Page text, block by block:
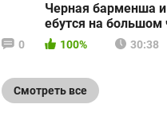
0
Черная барменша
ебутся на большом
баре100% 30:38
Смотреть все